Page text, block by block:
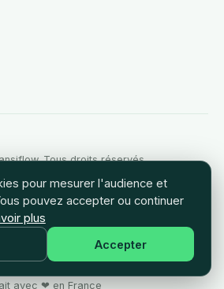
Tous droits réservés.
Mentions légales
·
CGU
Plan du site
avec ❤ en France
pour mesurer l'audience et
pouvez accepter ou continuer
plus
Accepter